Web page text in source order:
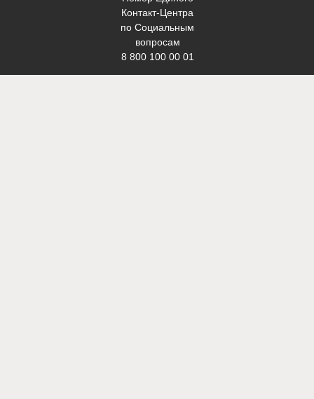
Контакт-Центра
по Социальным
вопросам
8 800 100 00 01